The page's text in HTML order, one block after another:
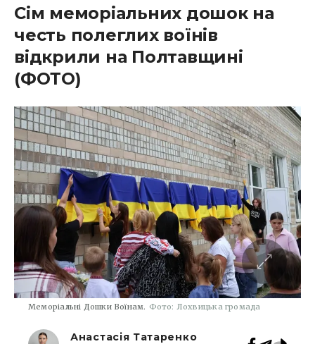
Сім меморіальних дошок на
честь полеглих воїнів
відкрили на Полтавщині
(ФОТО)
Меморіальні Дошки Воїнам. Фото: Лохвицька громада
Анастасія Татаренко